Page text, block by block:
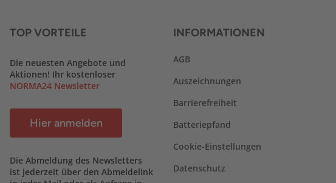
TOP VORTEILE
Die neuesten Angebote und
Aktionen! Ihr kostenloser
NORMA24 Newsletter
Hier anmelden
Die Abmeldung des Newsletters
ist jederzeit über den Abmeldelink
INFORMATIONEN
AGB
Auszeichnungen
Barrierefreiheit
Batteriepfand
Cookie-Einstellungen
Datenschutz